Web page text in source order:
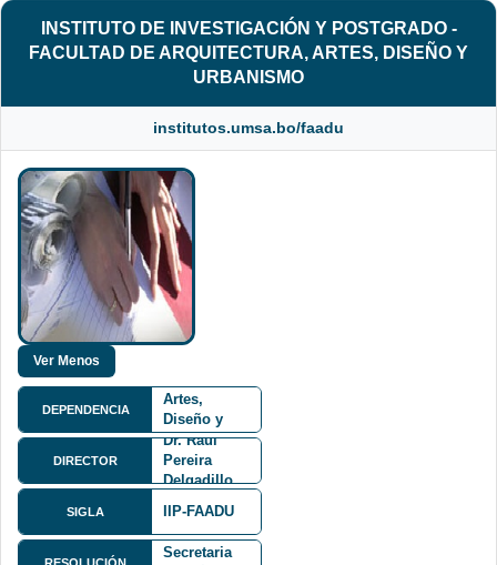
INSTITUTO DE INVESTIGACIÓN Y POSTGRADO -
FACULTAD DE ARQUITECTURA, ARTES, DISEÑO Y
URBANISMO
institutos.umsa.bo/faadu
DEPENDENCIA
Artes,
Diseño y
Urbanismo
FAADU
DIRECTOR
Dr. Raul
Pereira
Delgadillo
SIGLA IIP-FAADU
Resolución
de
Secretaria